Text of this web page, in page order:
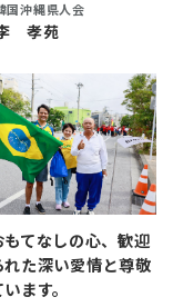
国沖縄県人会
孝苑
てなしの心、歓迎
た深い愛情と尊敬
ます。